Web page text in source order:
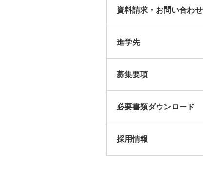
資料請求・お問い合わせ
進学先
募集要項
必要書類ダウンロード
採用情報